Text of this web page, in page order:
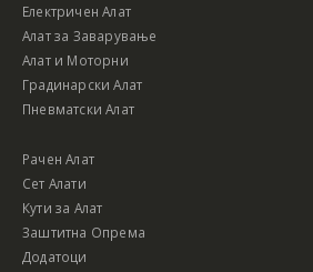
Електричен Алат
Алат за Заварување
Алат и Моторни
Градинарски Алат
Пневматски Алат
Рачен Алат
Сет Алати
Кути за Алат
Заштитна Опрема
Додатоци